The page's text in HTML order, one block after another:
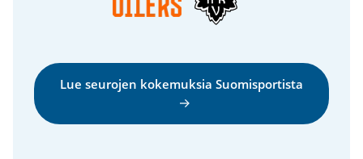
Lue seurojen kokemuksia Suomisportista